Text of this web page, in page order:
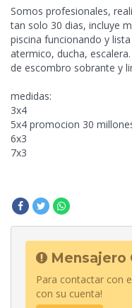
Somos profesionales,
tan solo 30 dias, incluye
piscina funcionando y
atermico, ducha,
de escombro sobrante y
medidas:
3x4
5x4 promocion 30
6x3
7x3
Mensajero
Para contactar con
con su cuenta!